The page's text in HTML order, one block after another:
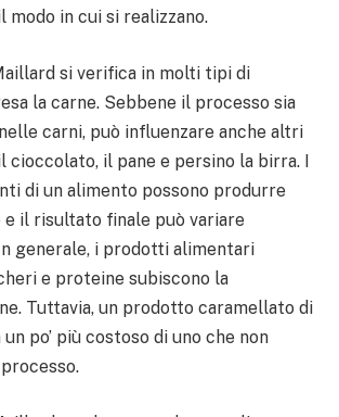
modo in cui si realizzano.
si verifica in molti tipi di
la carne. Sebbene il processo sia
carni, può influenzare anche altri
cioccolato, il pane e persino la birra. I
di un alimento possono produrre
e il risultato finale può variare
generale, i prodotti alimentari
e proteine subiscono la
Tuttavia, un prodotto caramellato di
po’ più costoso di uno che non